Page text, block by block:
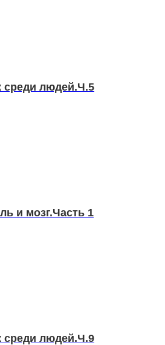
среди людей.Ч.5
и мозг.Часть 1
среди людей.Ч.9